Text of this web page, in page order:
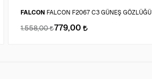
FALCON FALCON F2067 C3 GÜNEŞ GÖZLÜĞÜ
1.558,00 779,00